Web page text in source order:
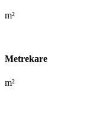
m²
Metrekare
m²